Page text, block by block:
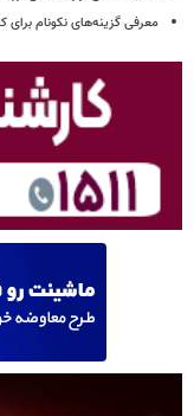
معرفی گزینه‌های نکونام برای